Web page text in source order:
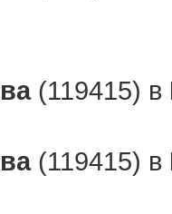
(119415) в
(119415) в